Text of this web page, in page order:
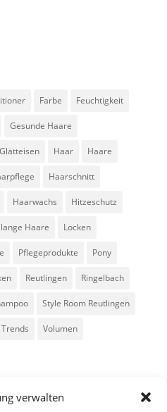
verwalten
Farbe Feuchtigkeit
Gesunde Haare
Glätteisen Haar Haare
Haarschnitt
Haarwachs Hitzeschutz
lange Haare Locken
Pflegeprodukte Pony
Reutlingen Ringelbach
Style Room Reutlingen
Trends Volumen